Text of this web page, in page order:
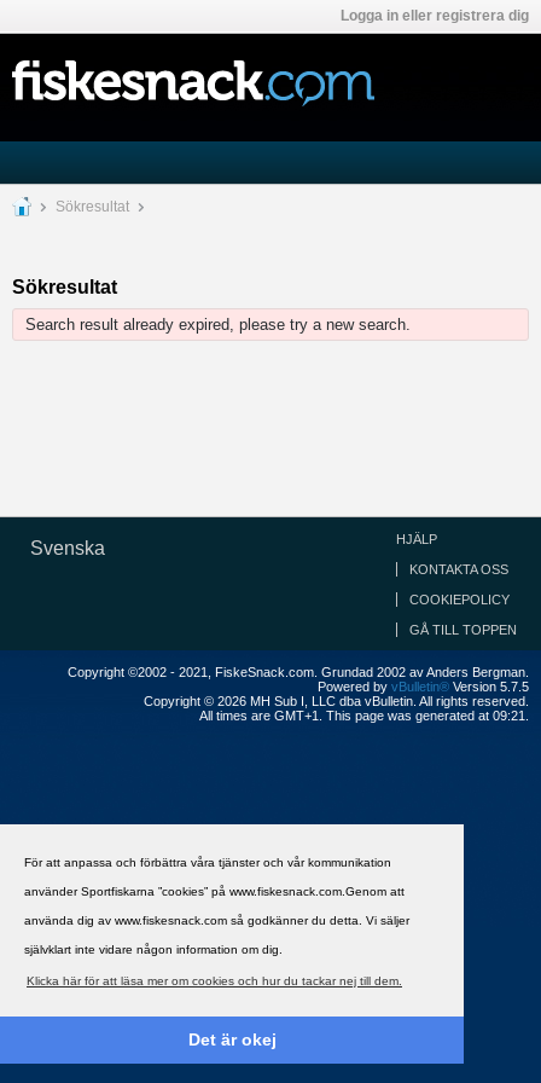
För att anpassa och förbättra våra tjänster och vår kommunikation
använder Sportfiskarna ”cookies” på www.fiskesnack.com.Genom att
använda dig av www.fiskesnack.com så godkänner du detta. Vi säljer
självklart inte vidare någon information om dig.
Klicka här för att läsa mer om cookies och hur du tackar nej till dem.
Det är okej
Logga in eller registrera dig
Sökresultat
Sökresultat
Search result already expired, please try a new search.
Svenska HJÄLP
KONTAKTA OSS
COOKIEPOLICY
GÅ TILL TOPPEN
Copyright ©2002 - 2021, FiskeSnack.com. Grundad 2002 av Anders Bergman.
Powered by vBulletin® Version 5.7.5
Copyright © 2026 MH Sub I, LLC dba vBulletin. All rights reserved.
All times are GMT+1. This page was generated at 09:21.